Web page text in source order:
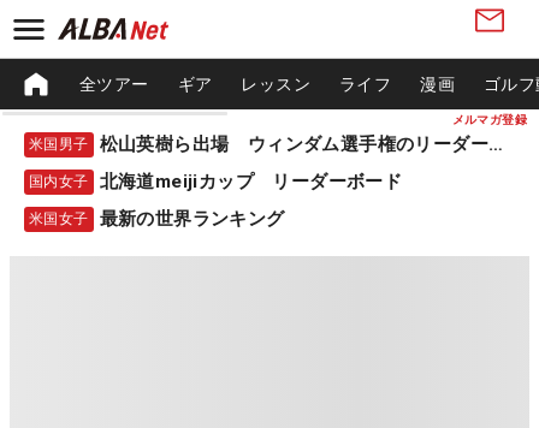
メルマガ登録
全ツアー ギア レッスン ライフ 漫画 ゴル
米国男子 松山英樹ら出場 ウィンダム選手権のリーダーボード
国内女子 北海道meijiカップ リーダーボード
米国女子 最新の世界ランキング